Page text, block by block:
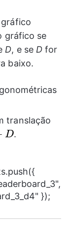
gráfico se
D, e se D for
baixo.
translação
D.
});